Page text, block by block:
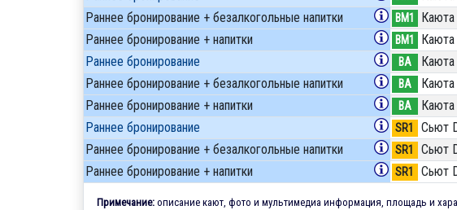
Раннее бронирование + безалкогольные напитки BM1
Раннее бронирование + напитки BM1
Раннее бронирование BA
Раннее бронирование + безалкогольные напитки BA
Раннее бронирование + напитки BA
Раннее бронирование SR1 Сьют
Раннее бронирование + безалкогольные напитки SR1 Сьют
Раннее бронирование + напитки SR1 Сьют
Примечание: описание кают, фото и мультимедиа информация, площадь и